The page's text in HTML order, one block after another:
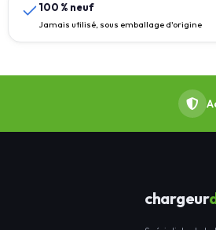
100 % neuf
Jamais utilisé, sous emballage d'origine
chargeur